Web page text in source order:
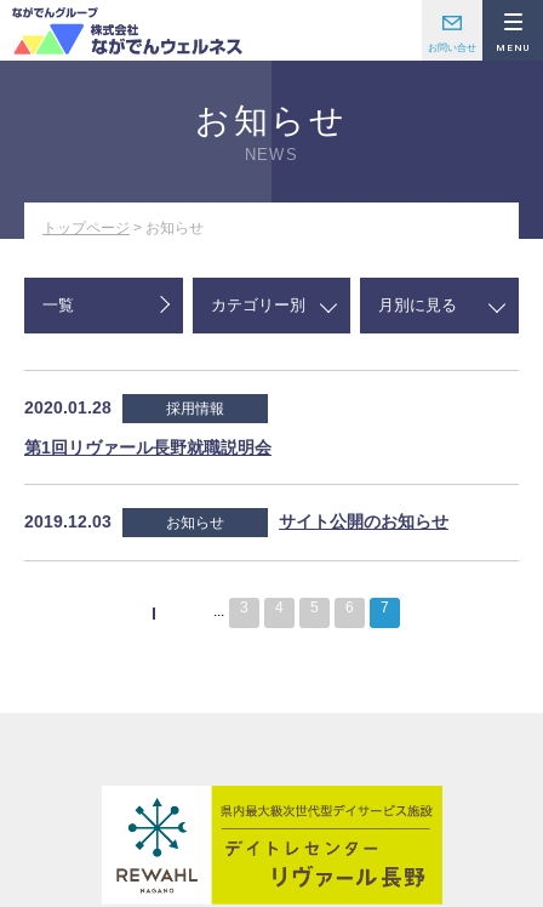
お知らせ
NEWS
トップページ > お知らせ
一覧
2020.01.28 採用情報
第1回リヴァール長野就職説明会
2019.12.03 お知らせ サイト公開のお知らせ
3 4 5 6 7